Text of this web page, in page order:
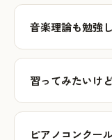
音楽理論も勉強し
習ってみたいけ
ピアノコンクー